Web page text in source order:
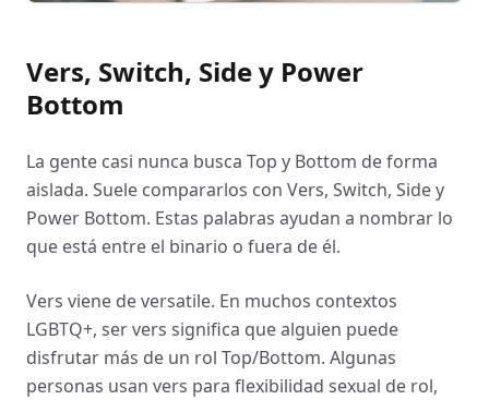
Vers, Switch, Side y Power
Bottom
La gente casi nunca busca Top y Bottom de forma
aislada. Suele compararlos con Vers, Switch, Side y
Power Bottom. Estas palabras ayudan a nombrar lo
que está entre el binario o fuera de él.
Vers viene de versatile. En muchos contextos
LGBTQ+, ser vers significa que alguien puede
disfrutar más de un rol Top/Bottom. Algunas
personas usan vers para flexibilidad sexual de rol,